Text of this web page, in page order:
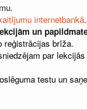
internetbankā.
un
reģistrācijas brīža.
par
testu un